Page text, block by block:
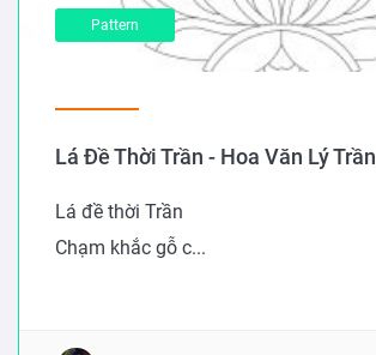
Pattern
Lá Đề Thời Trần - Hoa Văn Lý Trần
Lá đề thời Trần
Chạm khắc gỗ c...